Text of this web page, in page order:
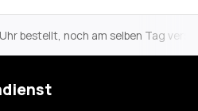
bestellt, noch am selben Tag